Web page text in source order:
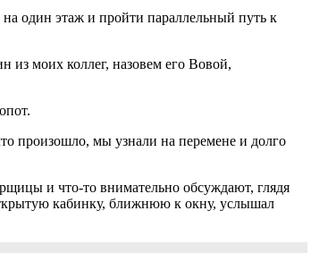
на один этаж и пройти параллельный путь к
из моих коллег, назовем его Вовой,
произошло, мы узнали на перемене и долго
и что-то внимательно обсуждают, глядя
кабинку, ближнюю к окну, услышал